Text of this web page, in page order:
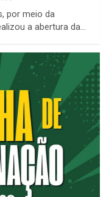
por meio da
a abertura da…